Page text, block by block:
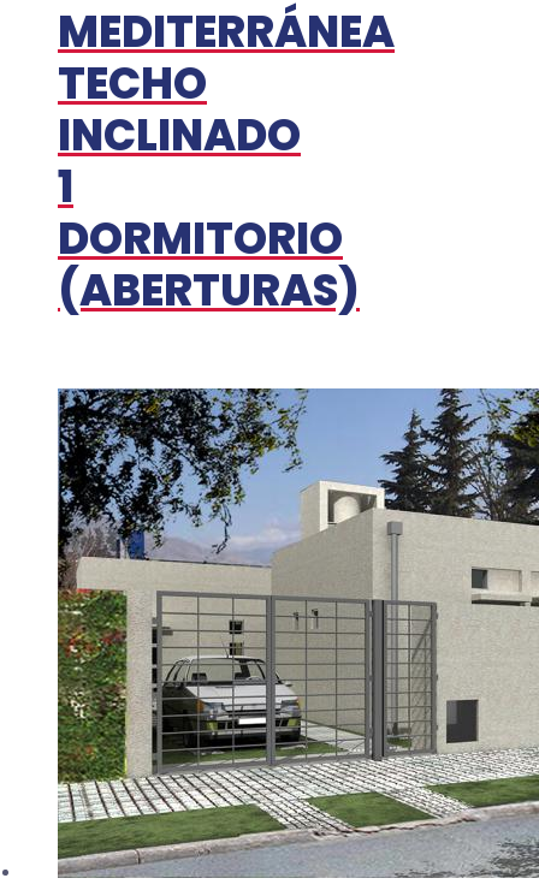
MEDITERRÁNEA
TECHO
INCLINADO
1
DORMITORIO
(ABERTURAS)